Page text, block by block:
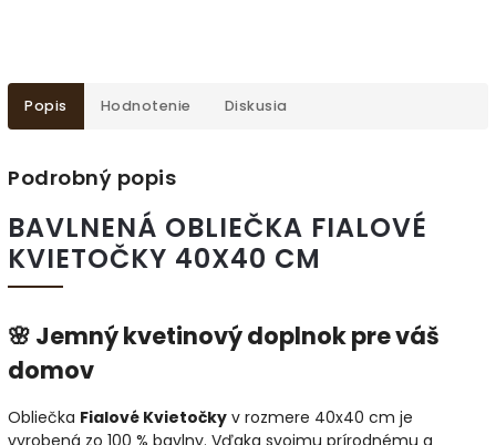
Popis Hodnotenie Diskusia
Podrobný popis
BAVLNENÁ OBLIEČKA FIALOVÉ
KVIETOČKY 40X40 CM
🌸 Jemný kvetinový doplnok pre váš
domov
Obliečka Fialové Kvietočky v rozmere 40x40 cm je